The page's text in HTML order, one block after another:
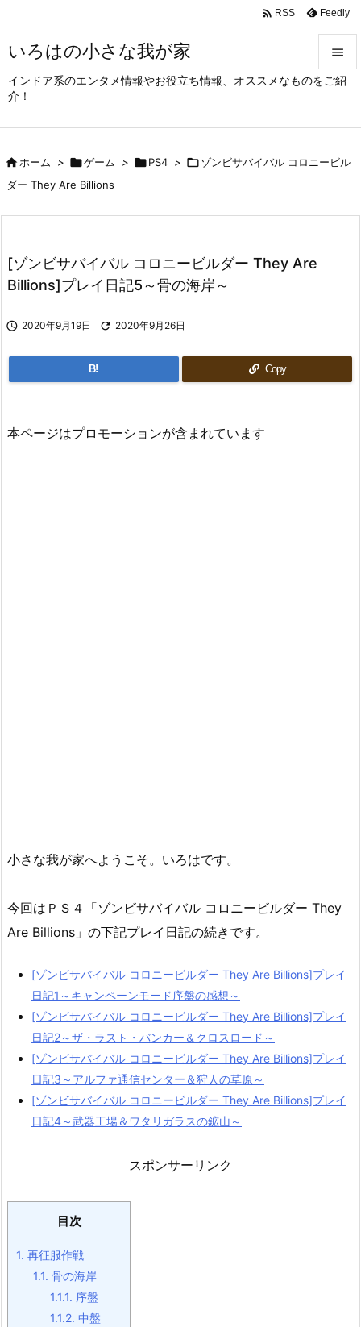
いろはの小さな我が家
インドア系のエンタメ情報やお役立ち情報、オススメなものをご紹
介！




 RSS Feedly
ホーム > ゲーム > PS4 > ゾンビサバイバル コロニービル
ダー They Are Billions
[ゾンビサバイバル コロニービルダー They Are
Billions]プレイ日記5～骨の海岸～
 2020年9月19日  2020年9月26日
B! Copy
本ページはプロモーションが含まれています
小さな我が家へようこそ。いろはです。
今回はＰＳ４「ゾンビサバイバル コロニービルダー They
Are Billions」の下記プレイ日記の続きです。
[ゾンビサバイバル コロニービルダー They Are Billions]プレイ
日記1～キャンペーンモード序盤の感想～
[ゾンビサバイバル コロニービルダー They Are Billions]プレイ
日記2～ザ・ラスト・バンカー＆クロスロード～
[ゾンビサバイバル コロニービルダー They Are Billions]プレイ
日記3～アルファ通信センター＆狩人の草原～
[ゾンビサバイバル コロニービルダー They Are Billions]プレイ
日記4～武器工場＆ワタリガラスの鉱山～
スポンサーリンク
目次
1. 再征服作戦
1.1. 骨の海岸
1.1.1. 序盤
1.1.2. 中盤